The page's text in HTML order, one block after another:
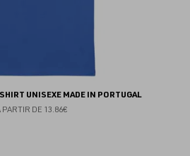
UNISEXE MADE IN PORTUGAL
PARTIR DE 13.86€